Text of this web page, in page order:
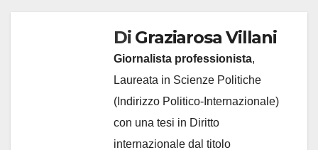
Di Graziarosa Villani
Giornalista professionista,
Laureata in Scienze Politiche
(Indirizzo Politico-Internazionale)
con una tesi in Diritto
internazionale dal titolo